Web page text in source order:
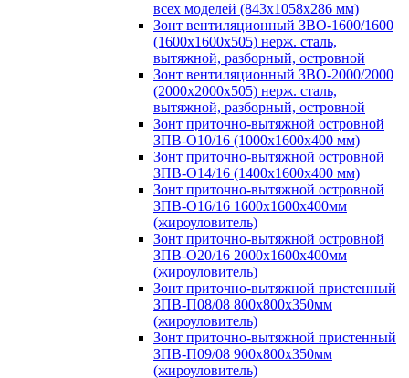
всех моделей (843х1058х286 мм)
Зонт вентиляционный ЗВО-1600/1600
(1600х1600х505) нерж. сталь,
вытяжной, разборный, островной
Зонт вентиляционный ЗВО-2000/2000
(2000х2000х505) нерж. сталь,
вытяжной, разборный, островной
Зонт приточно-вытяжной островной
ЗПВ-О10/16 (1000х1600х400 мм)
Зонт приточно-вытяжной островной
ЗПВ-О14/16 (1400х1600х400 мм)
Зонт приточно-вытяжной островной
ЗПВ-О16/16 1600х1600х400мм
(жироуловитель)
Зонт приточно-вытяжной островной
ЗПВ-О20/16 2000х1600х400мм
(жироуловитель)
Зонт приточно-вытяжной пристенный
ЗПВ-П08/08 800х800х350мм
(жироуловитель)
Зонт приточно-вытяжной пристенный
ЗПВ-П09/08 900х800х350мм
(жироуловитель)